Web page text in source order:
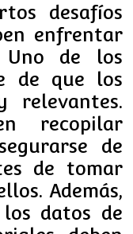
desafíos
enfrentar
de los
de que los
relevantes.
recopilar
de
de tomar
Además,
datos de